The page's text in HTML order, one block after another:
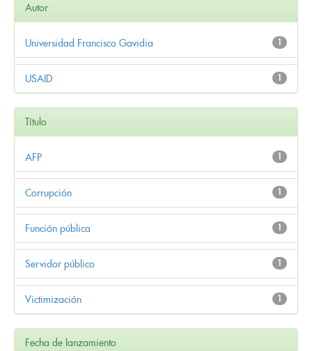
Autor
1
Universidad Francisco Gavidia
1
USAID
Título
1
AFP
1
Corrupción
1
Función pública
1
Servidor público
1
Victimización
Fecha de lanzamiento